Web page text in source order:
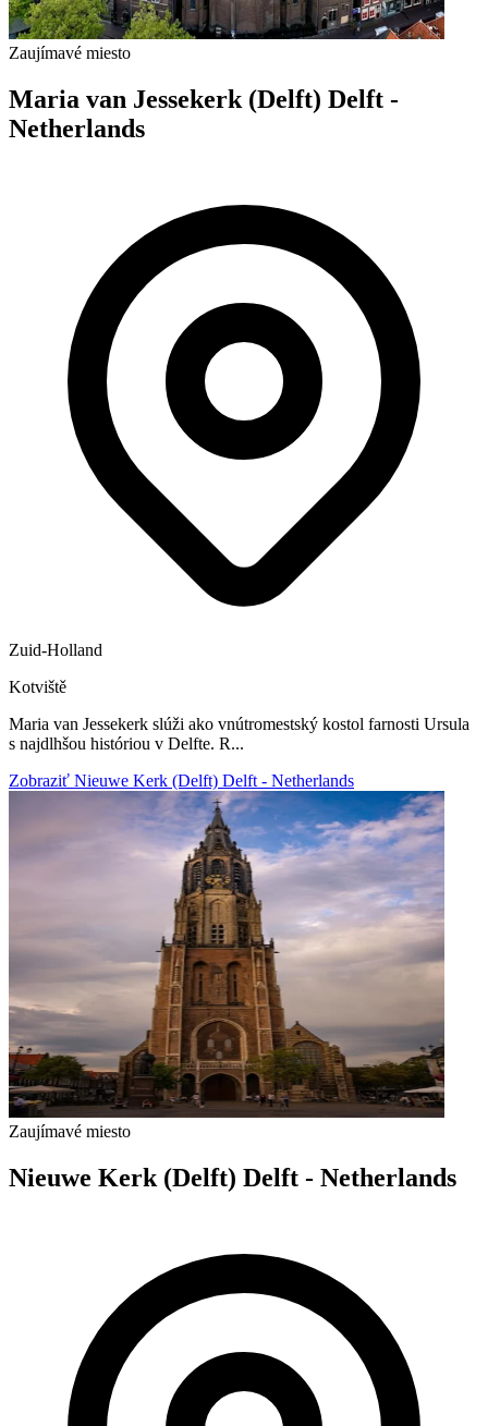
Zaujímavé miesto
Maria van Jessekerk (Delft) Delft -
Netherlands
Zuid-Holland
Kotviště
Maria van Jessekerk slúži ako vnútromestský kostol farnosti Ursula
s najdlhšou históriou v Delfte. R...
Zobraziť Nieuwe Kerk (Delft) Delft - Netherlands
Zaujímavé miesto
Nieuwe Kerk (Delft) Delft - Netherlands